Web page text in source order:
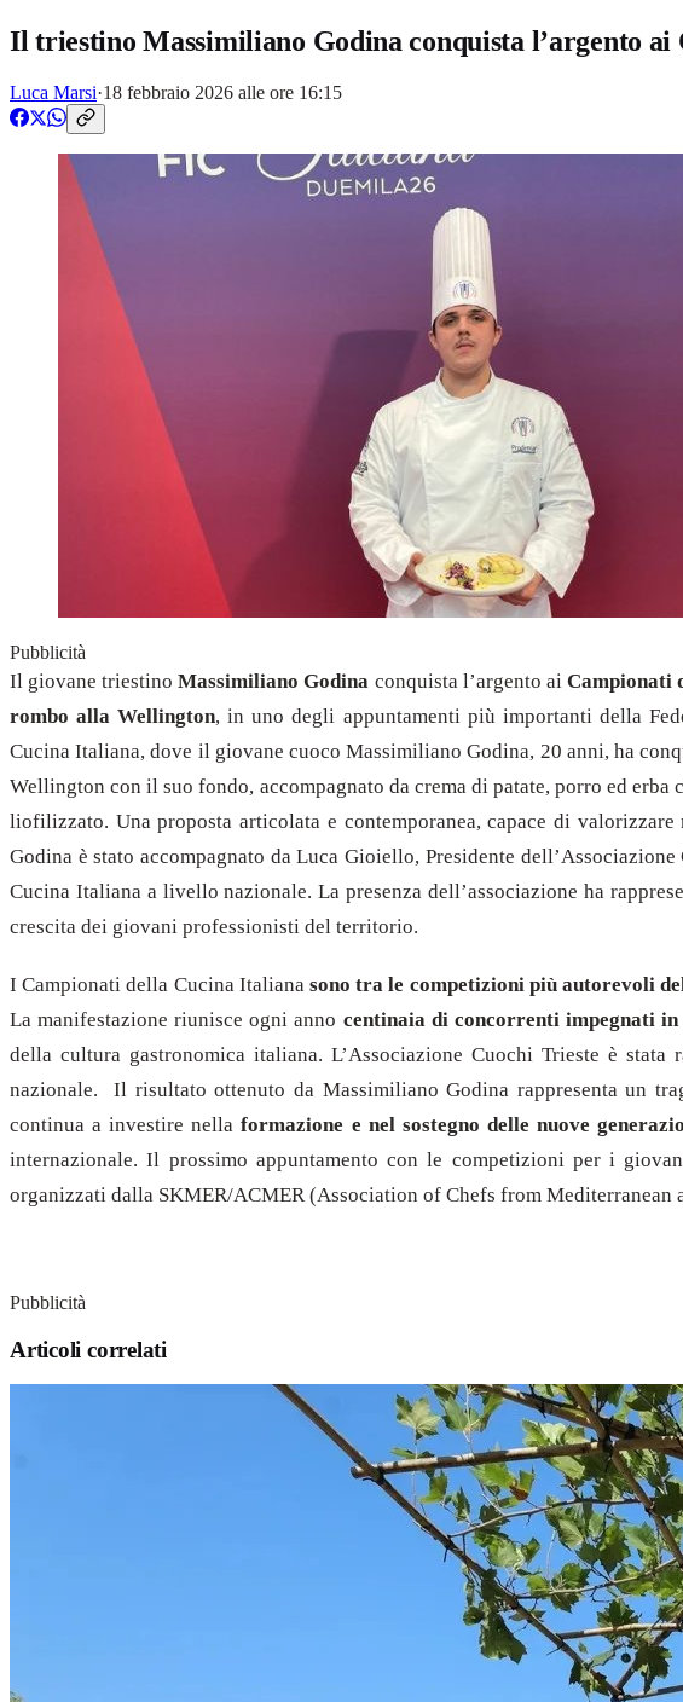
Il triestino Massimiliano Godina conquista l’argento
Luca Marsi·18 febbraio 2026 alle ore 16:15
Pubblicità
Il giovane triestinoMassimiliano Godina conquista l’argento ai Campionati
rombo alla Wellington, in uno degli appuntamenti più importanti della
Cucina Italiana, dove il giovane cuoco Massimiliano Godina, 20 anni, ha
Wellington con il suo fondo, accompagnato da crema di patate, porro ed
liofilizzato. Una proposta articolata e contemporanea, capace di
Godina è stato accompagnato da Luca Gioiello, Presidente
Cucina Italiana a livello nazionale. La presenza dell’associazione ha
crescita dei giovani professionisti del territorio.
I Campionati della Cucina Italiana sono tra le competizioni più autorevoli
La manifestazione riunisce ogni anno centinaia di concorrenti impegnati in
della cultura gastronomica italiana. L’Associazione Cuochi Trieste è
nazionale. Il risultato ottenuto da Massimiliano Godina rappresenta un
continua a investire nella formazione e nel sostegno delle nuove
internazionale. Il prossimo appuntamento con le competizioni per i
organizzati dalla SKMER/ACMER (Association of Chefs from Mediterranean
Pubblicità
Articoli correlati